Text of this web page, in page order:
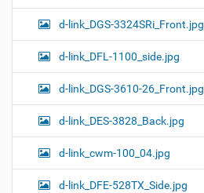
d-link_DGS-3324SRi_Front.jpg
d-link_DFL-1100_side.jpg
d-link_DGS-3610-26_Front.jpg
d-link_DES-3828_Back.jpg
d-link_cwm-100_04.jpg
d-link_DFE-528TX_Side.jpg